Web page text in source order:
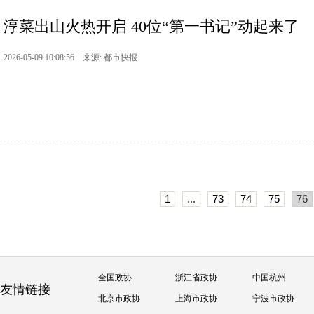
淳菜出山火热开启 40位“第一书记”动起来了
2026-05-09 10:08:56 来源: 都市快报
1 ... 73 74 75 76
友情链接
全国政协 浙江省政协 中国杭州
北京市政协 上海市政协 宁波市政协